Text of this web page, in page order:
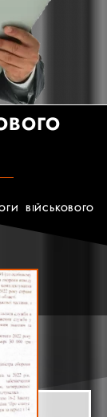
ВІЙСЬКОВОГО